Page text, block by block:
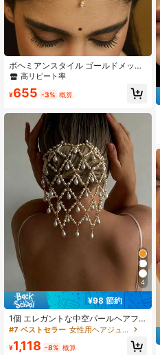
8.9K フォロワー
4.76 8.9K フォロワー
4.76 8.9K フォロワー
ボヘミアンスタイル ゴールドメッキ
CZラインストーンインレイ 額チェー
ー レディース
高リピート率
¥655 -3% 概算
4
¥98 節約
1個 エレガントな中空パールヘアフ
ープチェーン、女性用ファッショナ
アクセサリー、デイリーウェアやパ
#7 ベストセラー 女性用ヘアジュエリー
¥1,118 -8% 概算